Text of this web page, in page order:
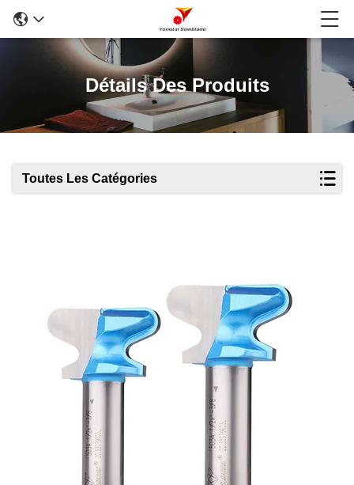
Détails Des Produits
Toutes Les Catégories